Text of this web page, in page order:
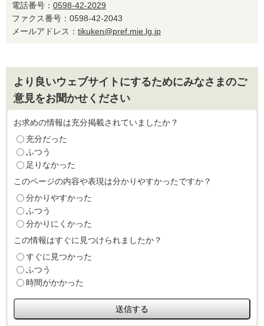
電話番号： 0598-42-2029
ファクス番号：0598-42-2043
メールアドレス： tikuken@pref.mie.lg.jp
より良いウェブサイトにするためにみなさまのご
意見をお聞かせください
お求めの情報は充分掲載されていましたか？
充分だった
ふつう
足りなかった
このページの内容や表現は分かりやすかったですか？
分かりやすかった
ふつう
分かりにくかった
この情報はすぐに見つけられましたか？
すぐに見つかった
ふつう
時間がかかった